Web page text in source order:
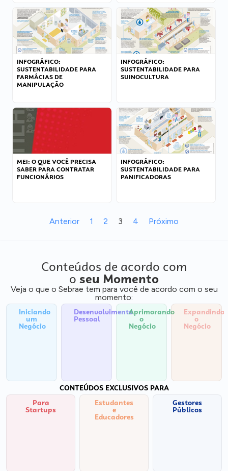
INFOGRÁFICO:
SUSTENTABILIDADE PARA
FARMÁCIAS DE
MANIPULAÇÃO
INFOGRÁFICO:
SUSTENTABILIDADE PARA
SUINOCULTURA
MEI: O QUE VOCÊ PRECISA
SABER PARA CONTRATAR
FUNCIONÁRIOS
INFOGRÁFICO:
SUSTENTABILIDADE PARA
PANIFICADORAS
Anterior 1 2 3 4 Próximo
Conteúdos de acordo com
o seu Momento
Veja o que o Sebrae tem para você de acordo com o seu
momento:
Iniciando
um
Negócio
Desenvolvimento
Pessoal
Aprimorando
o
Negócio
Expandindo
o
Negócio
CONTEÚDOS EXCLUSIVOS PARA
Para
Startups
Estudantes
e
Educadores
Gestores
Públicos